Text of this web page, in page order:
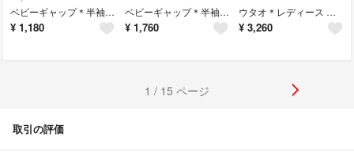
ベビーギャップ＊半袖ロンパース ストライプシャツ 可愛い お出かけ 夏 刺繍
¥ 1,180
ベビーギャップ＊半袖ロンパース 黒 可愛い お洒落 男の子 シャツ 襟 夏
¥ 1,760
ウタオ＊レディース ストレートデニムパンツ ブルー ジーンズ カジュアル 夏
¥ 3,260
1 / 15 ページ
取引の評価